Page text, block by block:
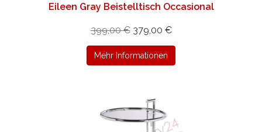
Eileen Gray Beistelltisch Occasional
399,00 € 379,00 €
Mehr Informationen